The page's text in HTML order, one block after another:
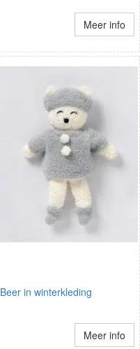
Meer info
Beer in winterkleding
Meer info